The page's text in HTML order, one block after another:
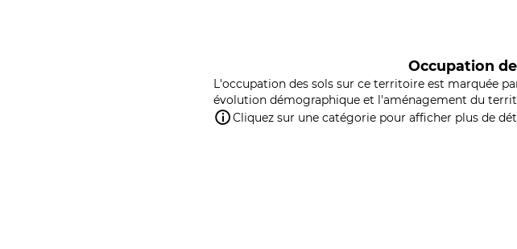
Occupation
L'occupation des sols sur ce territoire est marquée
évolution démographique et l'aménagement du
Cliquez sur une catégorie pour afficher plus de